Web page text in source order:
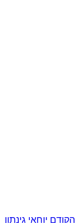
הקודם יוחאי גינתון